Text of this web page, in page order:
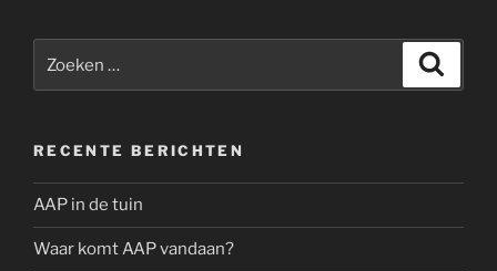
RECENTE BERICHTEN
AAP in de tuin
Waar komt AAP vandaan?